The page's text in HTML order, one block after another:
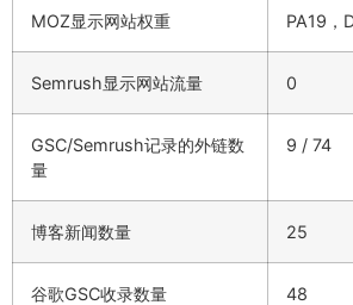
MOZ显示网站权重 PA19，
Semrush显示网站流量 0
GSC/Semrush记录的外链数
量
9 / 74
博客新闻数量 25
谷歌GSC收录数量 48